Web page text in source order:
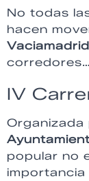
No todas
hacen
Vaciamadrid
IV
Organizada
popular no